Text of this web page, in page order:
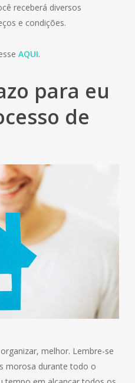
receberá diversos
e condições.
AQUI.
para eu
de
melhor. Lembre-se
morosa durante todo o